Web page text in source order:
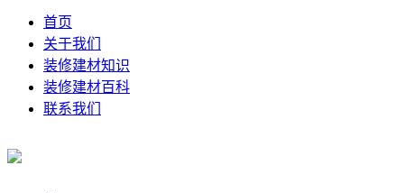
首页
关于我们
装修建材知识
装修建材百科
联系我们